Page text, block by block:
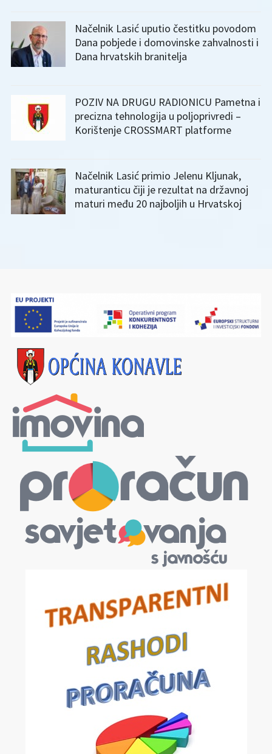
Načelnik Lasić uputio čestitku povodom
Dana pobjede i domovinske zahvalnosti i
Dana hrvatskih branitelja
POZIV NA DRUGU RADIONICU Pametna i
precizna tehnologija u poljoprivredi –
Korištenje CROSSMART platforme
Načelnik Lasić primio Jelenu Kljunak,
maturanticu čiji je rezultat na državnoj
maturi među 20 najboljih u Hrvatskoj